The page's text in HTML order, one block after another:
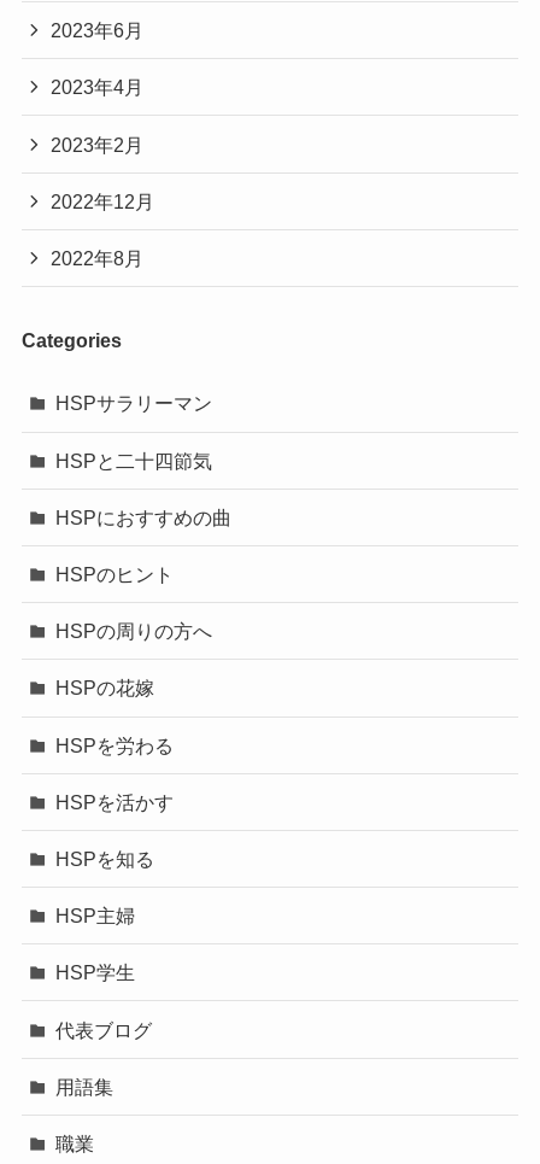
2023年6月
2023年4月
2023年2月
2022年12月
2022年8月
Categories
HSPサラリーマン
HSPと二十四節気
HSPにおすすめの曲
HSPのヒント
HSPの周りの方へ
HSPの花嫁
HSPを労わる
HSPを活かす
HSPを知る
HSP主婦
HSP学生
代表ブログ
用語集
職業